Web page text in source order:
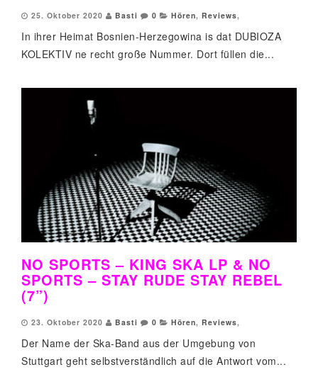
25. Oktober 2020 Basti 0 Hören, Reviews,
In ihrer Heimat Bosnien-Herzegowina is dat DUBIOZA
KOLEKTIV ne recht große Nummer. Dort füllen die...
NO SPORTS – KING SKA LP & NO
SPORTS – STAY RUDE STAY REBEL
(7”)
23. Oktober 2020 Basti 0 Hören, Reviews,
Der Name der Ska-Band aus der Umgebung von
Stuttgart geht selbstverständlich auf die Antwort vom...